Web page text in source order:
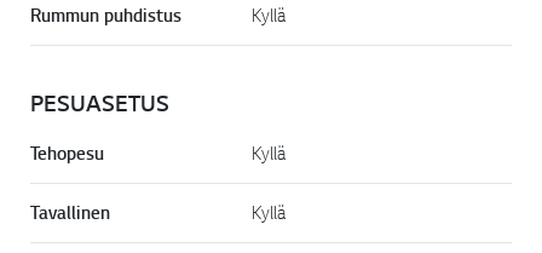
Rummun puhdistus Kyllä
PESUASETUS
Tehopesu Kyllä
Tavallinen Kyllä